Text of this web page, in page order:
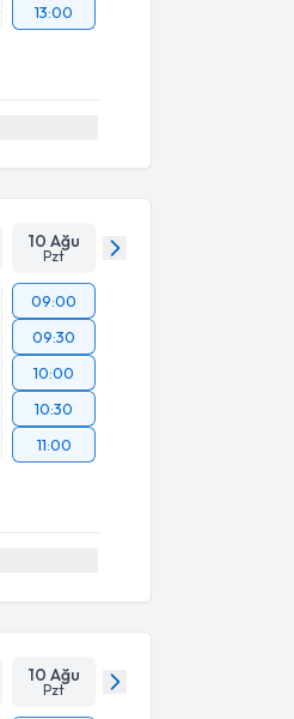
13:00
10 Ağu
Pzt
09:00
09:30
10:00
10:30
11:00
10 Ağu
Pzt